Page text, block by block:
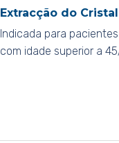
Extracção do
Indicada para
com idade superior a